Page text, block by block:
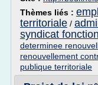
Thèmes liés :
territoriale /
syndicat
determinee
renouvellement
publique territoriale